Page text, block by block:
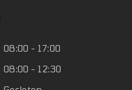
08:00 - 17:00
08:00 - 12:30